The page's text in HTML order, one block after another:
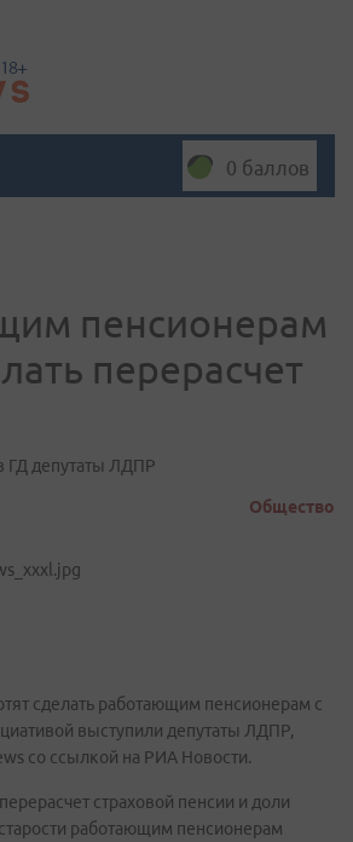
0 баллов
пенсионерам
перерасчет
ГД депутаты ЛДПР
Общество
сделать работающим пенсионерам с
выступили депутаты ЛДПР,
со ссылкой на РИА Новости.
страховой пенсии и доли
работающим пенсионерам